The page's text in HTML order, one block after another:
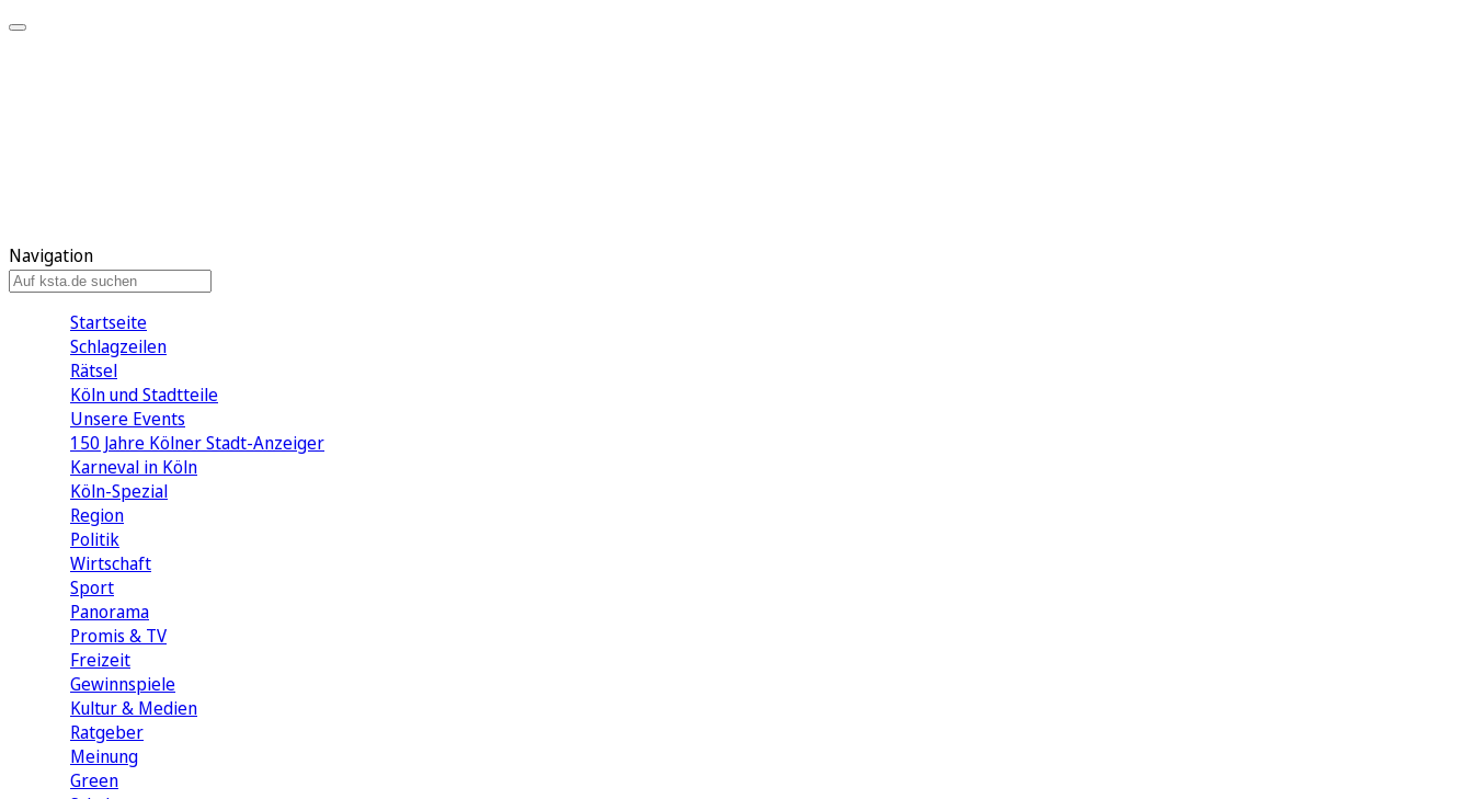
Navigation
Startseite
Schlagzeilen
Rätsel
Köln und Stadtteile
Unsere Events
150 Jahre Kölner Stadt-Anzeiger
Karneval in Köln
Köln-Spezial
Region
Politik
Wirtschaft
Sport
Panorama
Promis & TV
Freizeit
Gewinnspiele
Kultur & Medien
Ratgeber
Meinung
Green